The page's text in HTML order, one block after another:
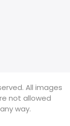
All images
not allowed
way.